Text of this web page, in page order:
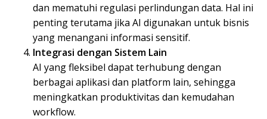
dan mematuhi regulasi perlindungan data. Hal ini
penting terutama jika AI digunakan untuk bisnis
yang menangani informasi sensitif.
Integrasi dengan Sistem Lain
AI yang fleksibel dapat terhubung dengan
berbagai aplikasi dan platform lain, sehingga
meningkatkan produktivitas dan kemudahan
workflow.